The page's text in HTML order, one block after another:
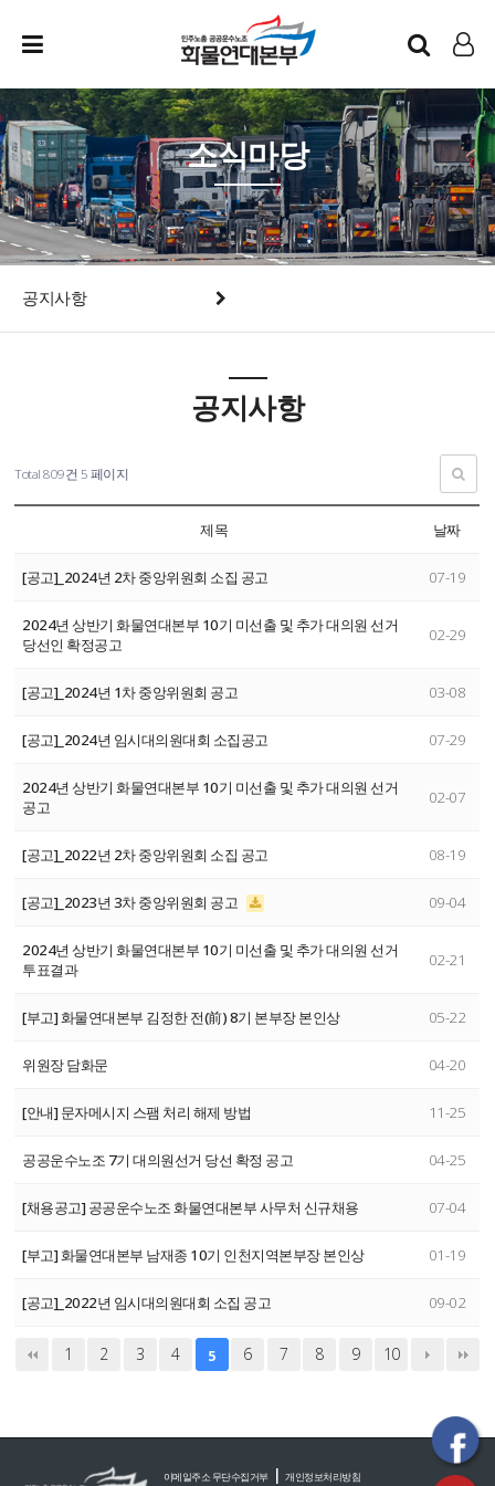
인트라넷
LOG IN
소식마당
공지사항
공지사항
Total 809건 5 페이지
제목 날짜
[공고]_2024년 2차 중앙위원회 소집 공고 07-19
2024년 상반기 화물연대본부 10기 미선출 및 추가 대의원 선거
당선인 확정공고
02-29
[공고]_2024년 1차 중앙위원회 공고 03-08
[공고]_2024년 임시대의원대회 소집공고 07-29
2024년 상반기 화물연대본부 10기 미선출 및 추가 대의원 선거
공고
02-07
[공고]_2022년 2차 중앙위원회 소집 공고 08-19
[공고]_2023년 3차 중앙위원회 공고 09-04
2024년 상반기 화물연대본부 10기 미선출 및 추가 대의원 선거
투표결과
02-21
[부고] 화물연대본부 김정한 전(前) 8기 본부장 본인상 05-22
위원장 담화문 04-20
[안내] 문자메시지 스팸 처리 해제 방법 11-25
공공운수노조 7기 대의원선거 당선 확정 공고 04-25
[채용공고] 공공운수노조 화물연대본부 사무처 신규채용 07-04
[부고] 화물연대본부 남재종 10기 인천지역본부장 본인상 01-19
[공고]_2022년 임시대의원대회 소집 공고 09-02
1 2 3 4 5 6 7 8 9 10
이메일주소 무단수집거부|개인정보처리방침